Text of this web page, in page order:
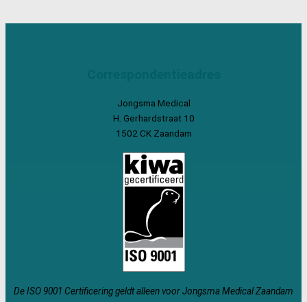
Jongsma Medical
H. Gerhardstraat 10
1502 CK Zaandam
De ISO 9001 Certificering geldt alleen voor Jongsma Medical Zaandam